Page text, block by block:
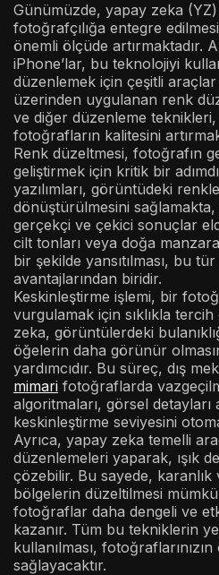
Günümüzde, yapay zeka
fotoğrafçılığa entegre
önemli ölçüde artırmaktadır.
iPhone’lar, bu teknolojiyi
düzenlemek için çeşitli araçlar
üzerinden uygulanan renk
ve diğer düzenleme
fotoğrafların kalitesini
Renk düzeltmesi, fotoğrafın
geliştirmek için kritik bir
yazılımları, görüntüdeki
dönüştürülmesini
gerçekçi ve çekici sonuçlar
cilt tonları veya doğa
bir şekilde yansıtılması, bu
avantajlarından biridir.
Keskinleştirme işlemi, bir
vurgulamak için sıklıkla
zeka, görüntülerdeki
öğelerin daha görünür
yardımcıdır. Bu süreç, dış
mimari fotoğraflarda
algoritmaları, görsel
keskinleştirme seviyesini
Ayrıca, yapay zeka temelli
düzenlemeleri yaparak, ışık
çözebilir. Bu sayede, karanlık
bölgelerin düzeltilmesi
fotoğraflar daha dengeli ve
kazanır. Tüm bu tekniklerin
kullanılması, fotoğraflarınızın
sağlayacaktır.